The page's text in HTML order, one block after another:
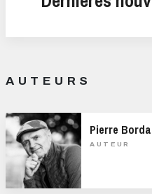
AUTEURS
Pierre
AUTEUR